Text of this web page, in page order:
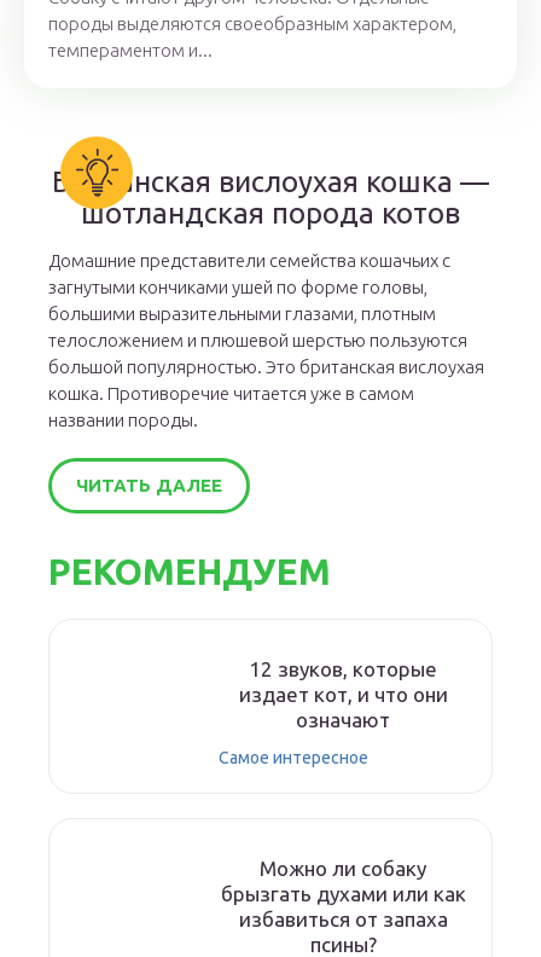
породы выделяются своеобразным характером,
темпераментом и...
Британская вислоухая кошка —
шотландская порода котов
Домашние представители семейства кошачьих с
загнутыми кончиками ушей по форме головы,
большими выразительными глазами, плотным
телосложением и плюшевой шерстью пользуются
большой популярностью. Это британская вислоухая
кошка. Противоречие читается уже в самом
названии породы.
ЧИТАТЬ ДАЛЕЕ
РЕКОМЕНДУЕМ
12 звуков, которые
издает кот, и что они
означают
Самое интересное
Можно ли собаку
брызгать духами или как
избавиться от запаха
псины?